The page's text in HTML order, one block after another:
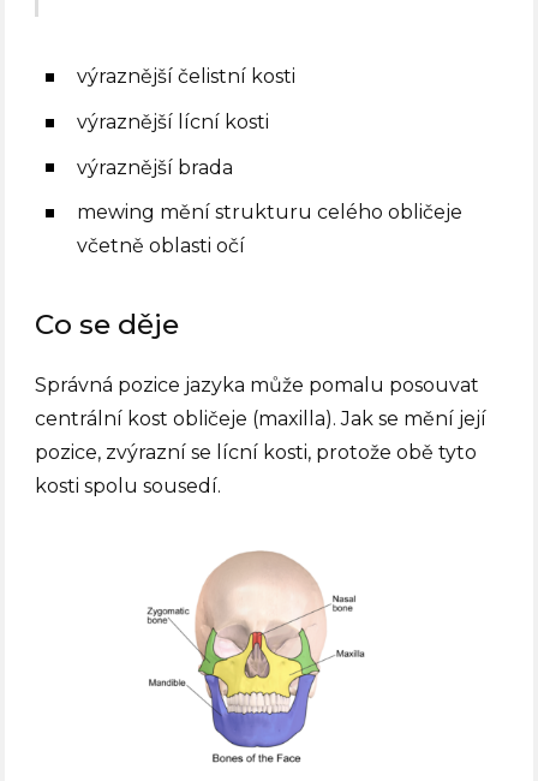
výraznější čelistní kosti
výraznější lícní kosti
výraznější brada
mewing mění strukturu celého obličeje
včetně oblasti očí
Co se děje
Správná pozice jazyka může pomalu posouvat
centrální kost obličeje (maxilla). Jak se mění její
pozice, zvýrazní se lícní kosti, protože obě tyto
kosti spolu sousedí.